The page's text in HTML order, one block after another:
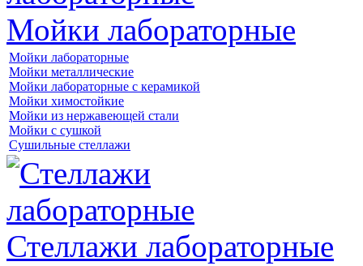
Мойки лабораторные
Мойки лабораторные
Мойки металлические
Мойки лабораторные с керамикой
Мойки химостойкие
Мойки из нержавеющей стали
Мойки с сушкой
Сушильные стеллажи
Стеллажи лабораторные